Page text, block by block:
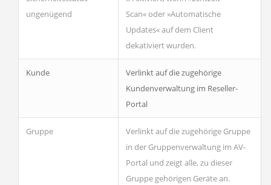
ungenügend
Scan« oder »Automatische
Updates« auf dem Client
dekativiert wurden.
Kunde
Verlinkt auf die zugehörige
Kundenverwaltung im Reseller-
Portal
Gruppe
Verlinkt auf die zugehörige Gruppe
in der Gruppenverwaltung im AV-
Portal und zeigt alle, zu dieser
Gruppe gehörigen Geräte an.